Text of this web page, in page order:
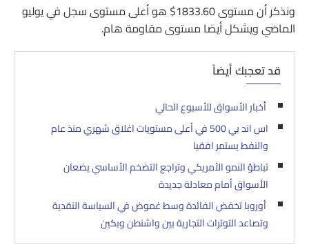
ونذكر أن مستوى 1833.60$ هو أعلى مستوى سجل في يوليو
الماضي ويشكل أيضا مستوى مقاومة هام.
قد تعجبك أيضاً
أخبار الأسواق للأسبوع الحالي
اس اند بي 500 في أعلى مستويات اغلاق شهري منذ عام
والنفط يستمر افقيا
تباطؤ النمو الأمريكي وتراجع التضخم الأساسي يضعان
الأسواق أمام معادلة جديدة
أوروبا تخفض الفائدة وسط غموض في السياسة النقدية
وتصاعد التوترات التجارية بين واشنطن وبكين